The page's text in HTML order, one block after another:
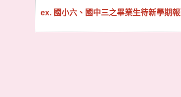
ex. 國小六、國中三之畢業生待新學期